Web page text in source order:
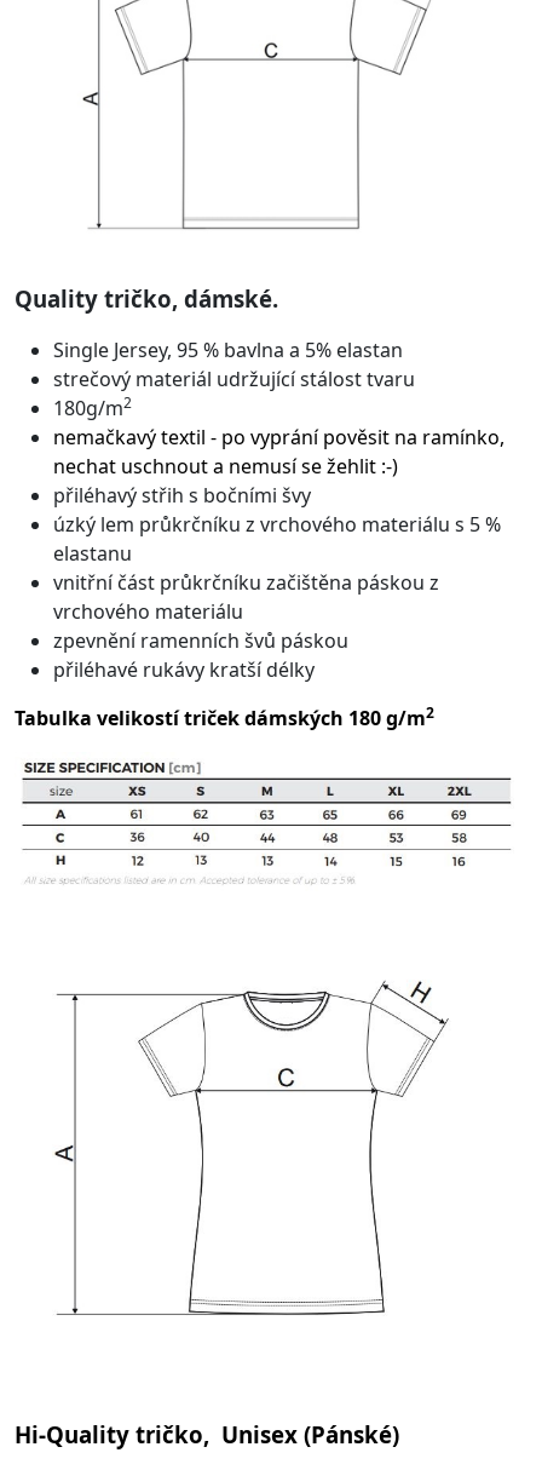
Quality tričko, dámské.
Single Jersey, 95 % bavlna a 5% elastan
strečový materiál udržující stálost tvaru
180g/m2
nemačkavý textil - po vyprání pověsit na ramínko,
nechat uschnout a nemusí se žehlit :-)
přiléhavý střih s bočními švy
úzký lem průkrčníku z vrchového materiálu s 5 %
elastanu
vnitřní část průkrčníku začištěna páskou z
vrchového materiálu
zpevnění ramenních švů páskou
přiléhavé rukávy kratší délky
Tabulka velikostí triček dámských 180 g/m2
Hi-Quality tričko, Unisex (Pánské)